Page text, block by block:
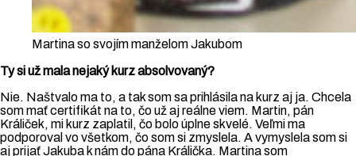
Martina so svojím manželom Jakubom
Ty si už mala nejaký kurz absolvovaný?
Nie. Naštvalo ma to, a tak som sa prihlásila na kurz aj ja. Chcela
som mať certifikát na to, čo už aj reálne viem. Martin, pán
Králiček, mi kurz zaplatil, čo bolo úplne skvelé. Veľmi ma
podporoval vo všetkom, čo som si zmyslela. A vymyslela som si
aj prijať Jakuba k nám do pána Králička. Martina som